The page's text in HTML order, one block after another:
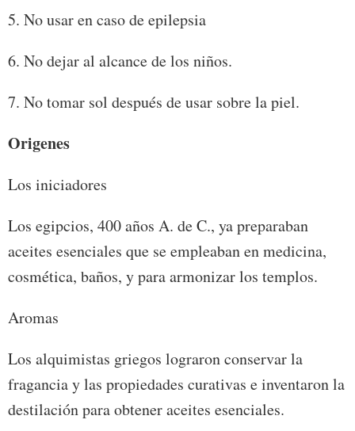
5. No usar en caso de epilepsia
6. No dejar al alcance de los niños.
7. No tomar sol después de usar sobre la piel.
Origenes
Los iniciadores
Los egipcios, 400 años A. de C., ya preparaban
aceites esenciales que se empleaban en medicina,
cosmética, baños, y para armonizar los templos.
Aromas
Los alquimistas griegos lograron conservar la
fragancia y las propiedades curativas e inventaron la
destilación para obtener aceites esenciales.